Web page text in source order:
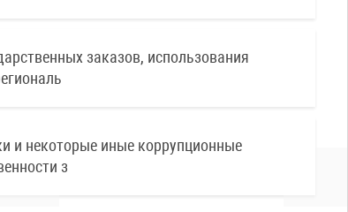
заказов, использования
и некоторые иные коррупционные
з